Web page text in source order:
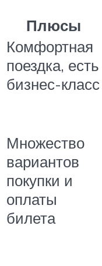
Плюсы
Комфортная
поездка, есть
бизнес-класс
Множество
вариантов
покупки и
оплаты
билета